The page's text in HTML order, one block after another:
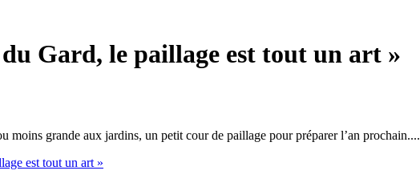
Gard, le paillage est tout un art »
moins grande aux jardins, un petit cour de paillage pour préparer l’an prochain....
est tout un art »